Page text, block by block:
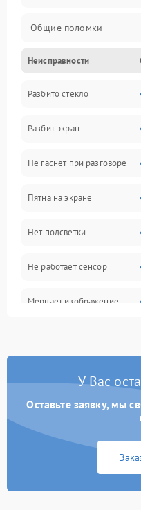
Общие поломки
Проблемы связи
Камеры
Проблемы с дисплеем и
Зарядка
Проблемы с питанием,
Проблемы с работой
Неисправности
Разбито стекло
Разбит экран
Не гаснет при разговоре
Пятна на экране
Нет подсветки
Не работает сенсор
Мерцает изображение
У Вас
Оставьте заявку, мы